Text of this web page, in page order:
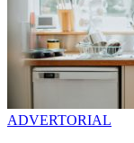
ADVERTORIAL